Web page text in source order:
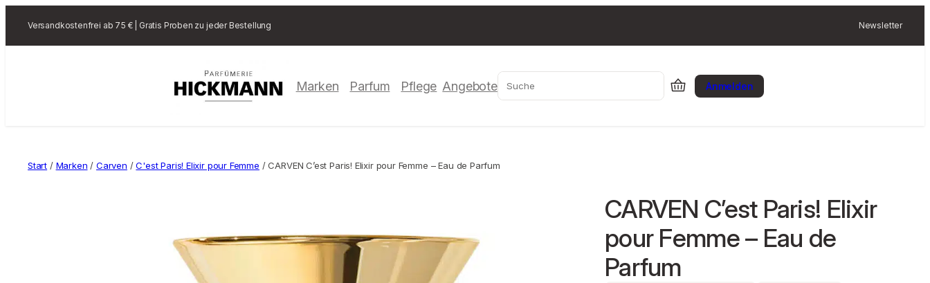
Versandkostenfrei ab 75 € | Gratis Proben zu jeder Bestellung Newsletter
Marken Parfum Pflege Angebote Suchen Anmelden
Start / Marken / Carven /C'est Paris! Elixir pour Femme / CARVEN C’est Paris! Elixir pour Femme – Eau de Parfum
CARVEN C’est Paris! Elixir
pour Femme – Eau de
Parfum